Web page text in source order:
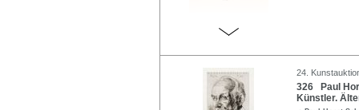
24.
326 Paul
Künstler.